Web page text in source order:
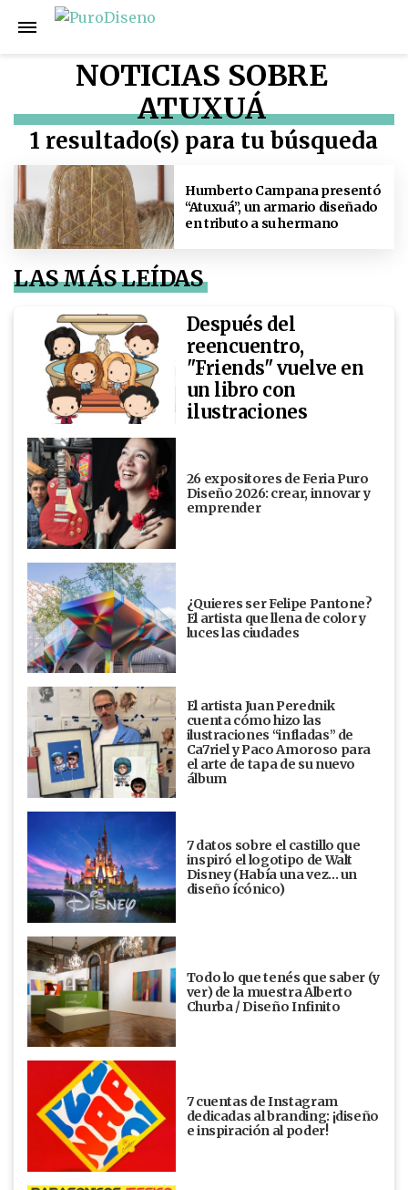
NOTICIAS SOBRE
ATUXUÁ
1 resultado(s) para tu búsqueda
Humberto Campana presentó
“Atuxuá”, un armario diseñado
en tributo a su hermano
LAS MÁS LEÍDAS
Después del
reencuentro,
"Friends" vuelve en
un libro con
ilustraciones
26 expositores de Feria Puro
Diseño 2026: crear, innovar y
emprender
¿Quieres ser Felipe Pantone?
El artista que llena de color y
luces las ciudades
El artista Juan Perednik
cuenta cómo hizo las
ilustraciones “infladas” de
Ca7riel y Paco Amoroso para
el arte de tapa de su nuevo
álbum
7 datos sobre el castillo que
inspiró el logotipo de Walt
Disney (Había una vez... un
diseño ícónico)
Todo lo que tenés que saber (y
ver) de la muestra Alberto
Churba / Diseño Infinito
7 cuentas de Instagram
dedicadas al branding: ¡diseño
e inspiración al poder!